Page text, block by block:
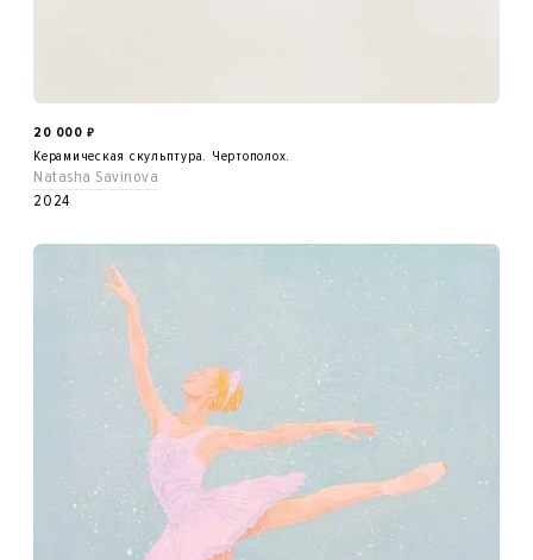
20 000 ₽
Керамическая скульптура. Чертополох.
Natasha Savinova
2024